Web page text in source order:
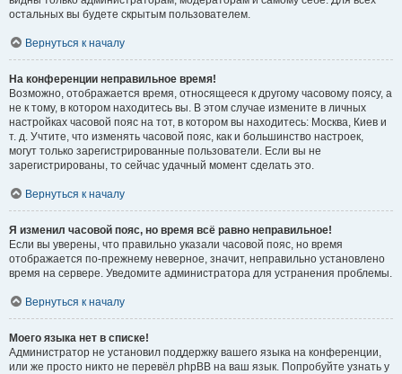
остальных вы будете скрытым пользователем.
Вернуться к началу
На конференции неправильное время!
Возможно, отображается время, относящееся к другому часовому поясу, а
не к тому, в котором находитесь вы. В этом случае измените в личных
настройках часовой пояс на тот, в котором вы находитесь: Москва, Киев и
т. д. Учтите, что изменять часовой пояс, как и большинство настроек,
могут только зарегистрированные пользователи. Если вы не
зарегистрированы, то сейчас удачный момент сделать это.
Вернуться к началу
Я изменил часовой пояс, но время всё равно неправильное!
Если вы уверены, что правильно указали часовой пояс, но время
отображается по-прежнему неверное, значит, неправильно установлено
время на сервере. Уведомите администратора для устранения проблемы.
Вернуться к началу
Моего языка нет в списке!
Администратор не установил поддержку вашего языка на конференции,
или же просто никто не перевёл phpBB на ваш язык. Попробуйте узнать у